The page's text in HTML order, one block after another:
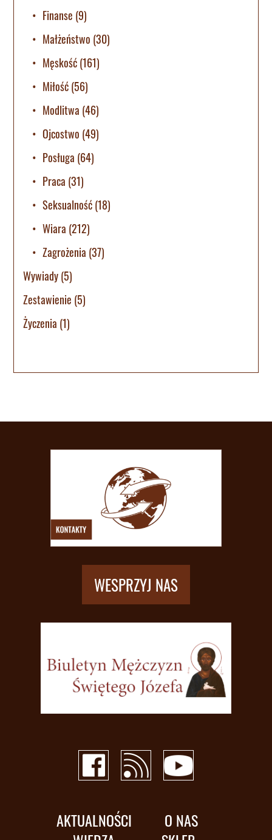
Finanse (9)
Małżeństwo (30)
Męskość(161)
Miłość(56)
Modlitwa (46)
Ojcostwo (49)
Posługa (64)
Praca (31)
Seksualność(18)
Wiara (212)
Zagrożenia (37)
Wywiady(5)
Zestawienie (5)
Życzenia (1)
WESPRZYJ NAS
AKTUALNOŚCI
O NAS